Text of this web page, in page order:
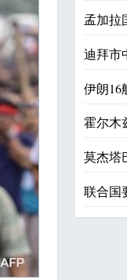
孟加拉
迪拜市
伊朗16
霍尔木
莫杰塔
联合国